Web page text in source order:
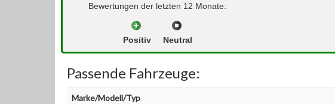
Bewertungen der letzten 12 Monate:
Positiv Neutral
Passende Fahrzeuge:
Marke/Modell/Typ